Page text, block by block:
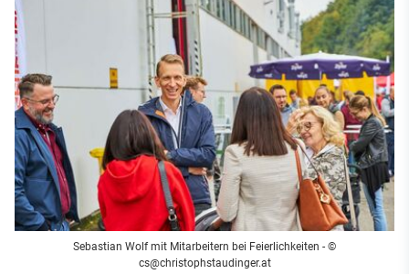
Sebastian Wolf mit Mitarbeitern bei Feierlichkeiten - ©
cs@christophstaudinger.at